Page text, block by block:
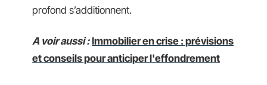
profond s’additionnent.
A voir aussi : Immobilier en crise : prévisions
et conseils pour anticiper l'effondrement